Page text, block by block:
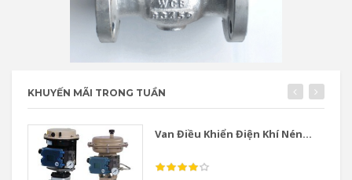
KHUYẾN MÃI TRONG TUẦN
Van Điều Khiển Điện Khí Nén...